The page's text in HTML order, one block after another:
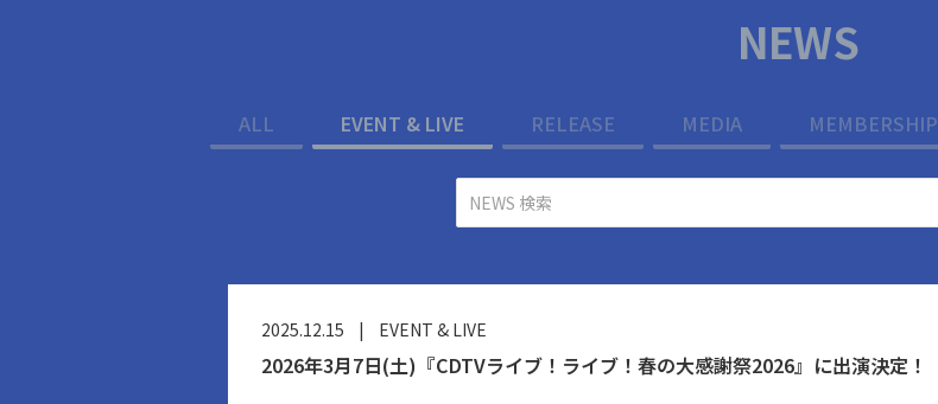
NEWS
ALL EVENT & LIVE RELEASE MEDIA MEMBERSHIP
2025.12.15 | EVENT & LIVE
2026年3月7日(土)『CDTVライブ！ライブ！春の大感謝祭2026』に出演決定！